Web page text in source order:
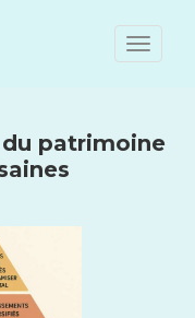
Toggle
patrimoine